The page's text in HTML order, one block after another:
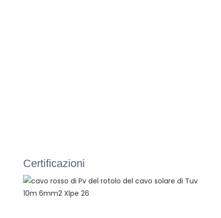
Certificazioni